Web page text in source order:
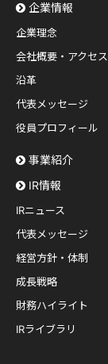
企業情報
企業理念
会社概要・アクセス
沿革
代表メッセージ
役員プロフィール
事業紹介
IR情報
IRニュース
代表メッセージ
経営方針・体制
成長戦略
財務ハイライト
IRライブラリ